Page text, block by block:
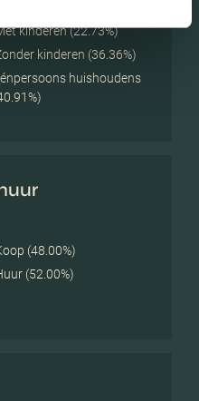
kinderen (22.73%)
kinderen (36.36%)
huishoudens
(48.00%)
(52.00%)